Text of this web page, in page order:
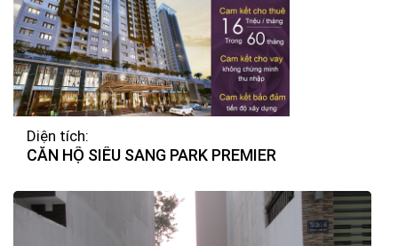
Diện tích:
CĂN HỘ SIÊU SANG PARK PREMIER